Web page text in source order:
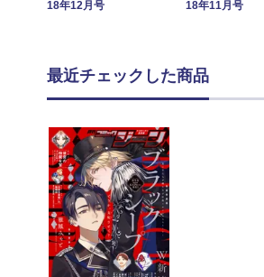
18年12月号
18年11月号
最近チェックした商品